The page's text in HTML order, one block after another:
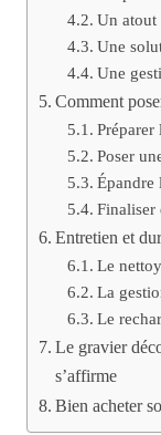
Un atout
Une
Une
Comment
Préparer
Poser
Épandre
Finaliser
Entretien et
Le
La
Le
Le gravier
s’affirme
Bien acheter